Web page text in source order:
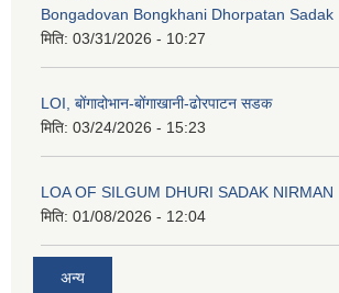
Bongadovan Bongkhani Dhorpatan Sadak
मिति: 03/31/2026 - 10:27
LOI, बोंगादोभान-बोंगाखानी-ढोरपाटन सडक
मिति: 03/24/2026 - 15:23
LOA OF SILGUM DHURI SADAK NIRMAN
मिति: 01/08/2026 - 12:04
अन्य